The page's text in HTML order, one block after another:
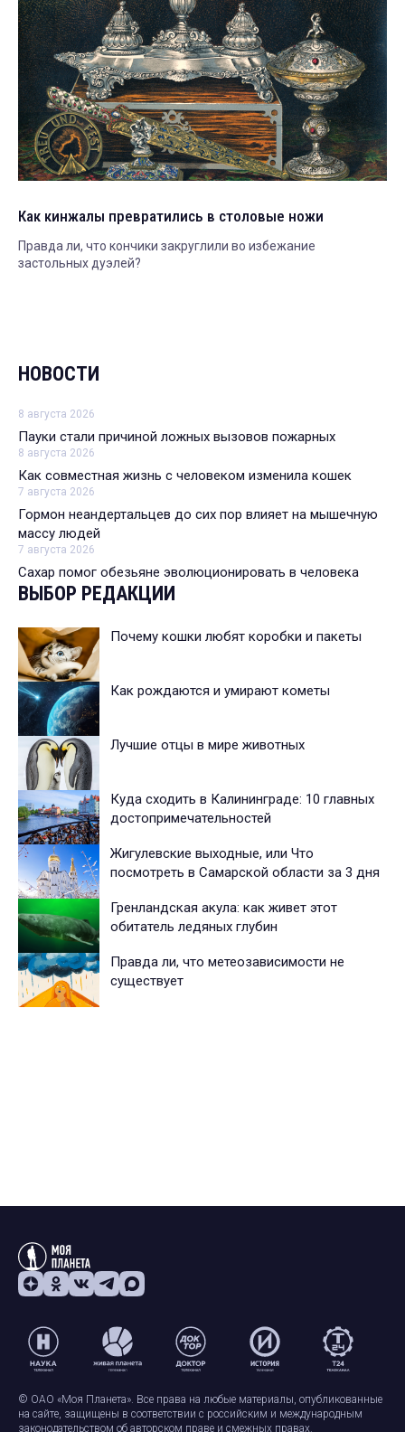
Как кинжалы превратились в столовые ножи
Правда ли, что кончики закруглили во избежание
застольных дуэлей?
НОВОСТИ
8 августа 2026
Пауки стали причиной ложных вызовов пожарных
8 августа 2026
Как совместная жизнь с человеком изменила кошек
7 августа 2026
Гормон неандертальцев до сих пор влияет на мышечную
массу людей
7 августа 2026
Сахар помог обезьяне эволюционировать в человека
ВЫБОР РЕДАКЦИИ
Почему кошки любят коробки и пакеты
Как рождаются и умирают кометы
Лучшие отцы в мире животных
Куда сходить в Калининграде: 10 главных
достопримечательностей
Жигулевские выходные, или Что
посмотреть в Самарской области за 3 дня
Гренландская акула: как живет этот
обитатель ледяных глубин
Правда ли, что метеозависимости не
существует
© ОАО «Моя Планета». Все права на любые материалы, опубликованные
на сайте, защищены в соответствии с российским и международным
законодательством об авторском праве и смежных правах.